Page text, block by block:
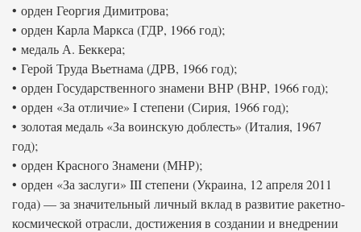
• орден Георгия Димитрова;
• орден Карла Маркса (ГДР, 1966 год);
• медаль А. Беккера;
• Герой Труда Вьетнама (ДРВ, 1966 год);
• орден Государственного знамени ВНР (ВНР, 1966 год);
• орден «За отличие» I степени (Сирия, 1966 год);
• золотая медаль «За воинскую доблесть» (Италия, 1967
год);
• орден Красного Знамени (МНР);
• орден «За заслуги» III степени (Украина, 12 апреля 2011
года) — за значительный личный вклад в развитие ракетно-
космической отрасли, достижения в создании и внедрении